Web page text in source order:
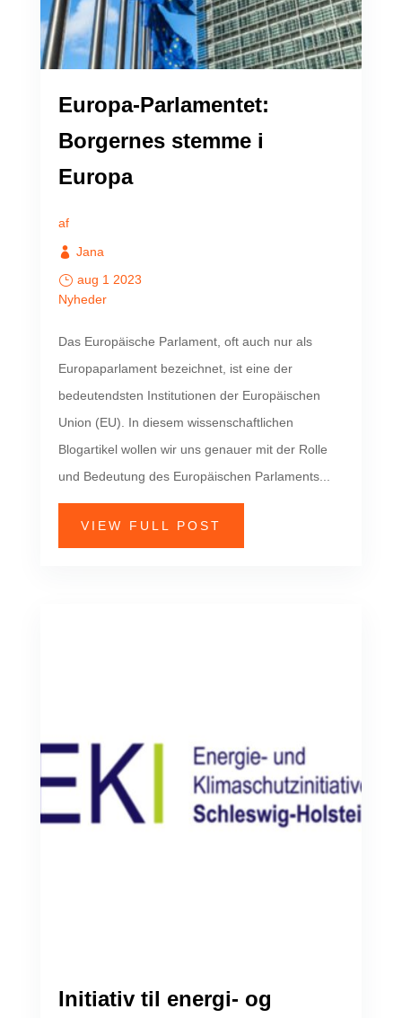
Europa-Parlamentet:
Borgernes stemme i
Europa
af
Jana
aug 1 2023
Nyheder
Das Europäische Parlament, oft auch nur als
Europaparlament bezeichnet, ist eine der
bedeutendsten Institutionen der Europäischen
Union (EU). In diesem wissenschaftlichen
Blogartikel wollen wir uns genauer mit der Rolle
und Bedeutung des Europäischen Parlaments...
VIEW FULL POST
Initiativ til energi- og